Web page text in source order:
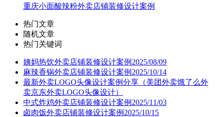
重庆小面酸辣粉外卖店铺装修设计案例
热门文章
随机文章
热门关键词
姨妈热饮外卖店铺装修设计案例2025/08/09
麻辣香锅外卖店铺装修设计案例2025/10/14
最新外卖LOGO头像设计案例分享（美团外卖饿了么外
卖京东外卖LOGO头像设计）
中式炸鸡外卖店铺装修设计案例2025/11/03
卤肉饭外卖店铺装修设计案例2025/10/15